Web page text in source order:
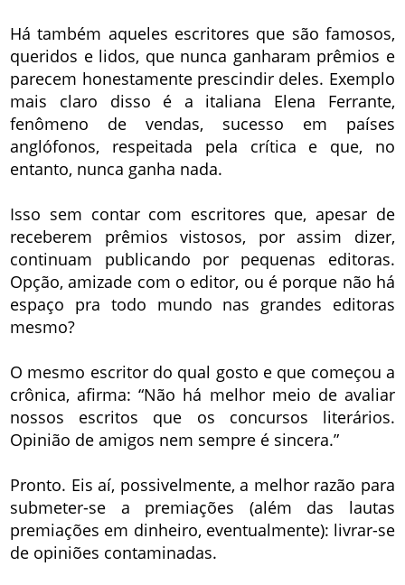
Há também aqueles escritores que são famosos,
queridos e lidos, que nunca ganharam prêmios e
parecem honestamente prescindir deles. Exemplo
mais claro disso é a italiana Elena Ferrante,
fenômeno de vendas, sucesso em países
anglófonos, respeitada pela crítica e que, no
entanto, nunca ganha nada.
Isso sem contar com escritores que, apesar de
receberem prêmios vistosos, por assim dizer,
continuam publicando por pequenas editoras.
Opção, amizade com o editor, ou é porque não há
espaço pra todo mundo nas grandes editoras
mesmo?
O mesmo escritor do qual gosto e que começou a
crônica, afirma: “Não há melhor meio de avaliar
nossos escritos que os concursos literários.
Opinião de amigos nem sempre é sincera.”
Pronto. Eis aí, possivelmente, a melhor razão para
submeter-se a premiações (além das lautas
premiações em dinheiro, eventualmente): livrar-se
de opiniões contaminadas.